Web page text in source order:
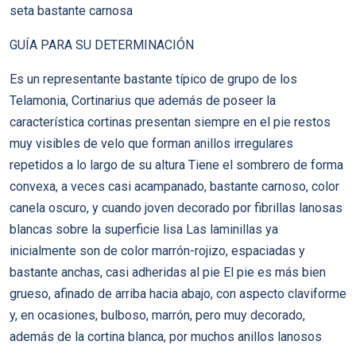
seta bastante carnosa
GUÍA PARA SU DETERMINACIÓN
Es un representante bastante típico de grupo de los
Telamonia, Cortinarius que además de poseer la
característica cortinas presentan siempre en el pie restos
muy visibles de velo que forman anillos irregulares
repetidos a lo largo de su altura Tiene el sombrero de forma
convexa, a veces casi acampanado, bastante carnoso, color
canela oscuro, y cuando joven decorado por fibrillas lanosas
blancas sobre la superficie lisa Las laminillas ya
inicialmente son de color marrón-rojizo, espaciadas y
bastante anchas, casi adheridas al pie El pie es más bien
grueso, afinado de arriba hacia abajo, con aspecto claviforme
y, en ocasiones, bulboso, marrón, pero muy decorado,
además de la cortina blanca, por muchos anillos lanosos